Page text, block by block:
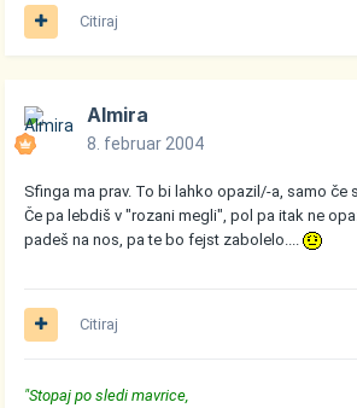
Citiraj
Almira
8. februar 2004
Sfinga ma prav. To bi lahko opazil/-a, samo če
Če pa lebdiš v "rozani megli", pol pa itak ne
padeš na nos, pa te bo fejst zabolelo....
Citiraj
"Stopaj po sledi mavrice,